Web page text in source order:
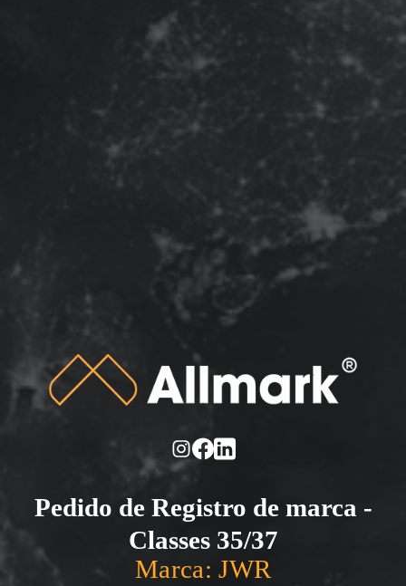
Pedido de Registro de marca -
Classes 35/37
Marca: JWR